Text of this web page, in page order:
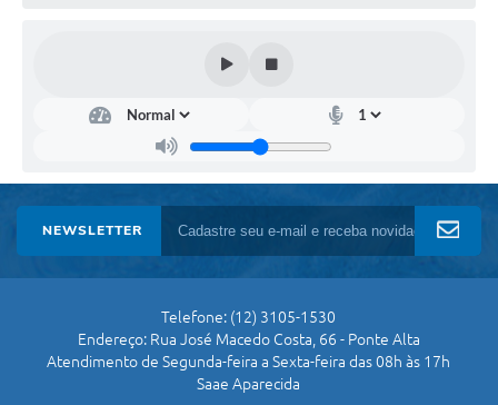
NEWSLETTER
Telefone: (12) 3105-1530
Endereço: Rua José Macedo Costa, 66 - Ponte Alta
Atendimento de Segunda-feira a Sexta-feira das 08h às 17h
Saae Aparecida